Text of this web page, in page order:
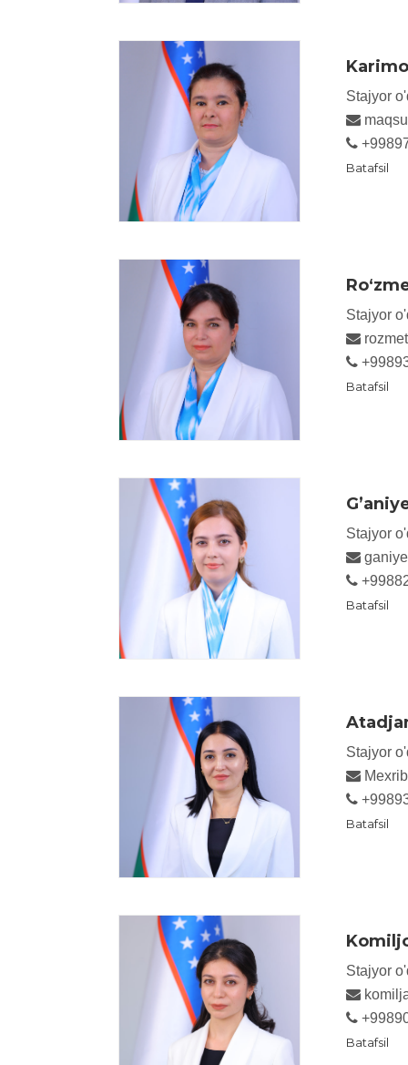
Stajyor
Batafsil
Stajyor
Batafsil
Stajyor
Batafsil
Stajyor
Batafsil
Stajyor
Batafsil